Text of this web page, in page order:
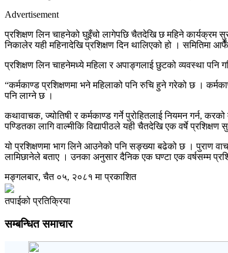
Advertisement
प्रशिक्षण लिन चाहनेको घुइँचो लागेपछि चैतदेखि छ महिने कार्यक्रम
निकालेर यही महिनादेखि प्रशिक्षण दिन थालिएको हो । समितिमा
प्रशिक्षण लिन चाहनेमध्ये महिला र अपाङ्गलाई छुटको व्यवस्था
“कर्मकाण्ड प्रशिक्षणमा भने महिलाको पनि रुचि हुने गरेको छ ।
पनि लाग्ने छ ।
कथावाचक, ज्योतिषी र कर्मकाण्ड गर्ने पुरोहितलाई नियमन गर्न,
पण्डितका लागि वाल्मीकि विद्यापीठले यही चैतदेखि एक वर्षे
यो प्रशिक्षणमा भाग लिने आउनेको पनि सङ्ख्या बढेको छ । पुराण
लामिछानेले बताए । उनका अनुसार दैनिक एक घण्टा एक वर्षसम्म
मङ्गलबार, चैत ०५, २०८१ मा प्रकाशित
तपाईको प्रतिक्रिया
सम्बन्धित समाचार